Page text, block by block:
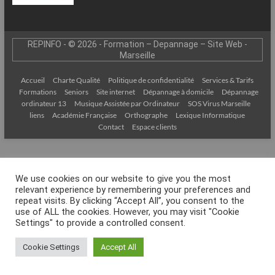
l’Informatique
Expliquée
Simplement
REPINFO - © 2026 - Formation – Depannage – Site Web -
Marseille
Accueil Charte Qualité Politique de confidentialité
Services & Tarifs
Formations
Seniors Site internet Dépannage à domicile
Dépannage
ordinateur 13
Musique Assistée par Ordinateur
SOS Virus Marseille
liens
Académie Française Orthographe
Lexique Informatique
Contact
Espace clients
We use cookies on our website to give you the most
relevant experience by remembering your preferences and
repeat visits. By clicking “Accept All”, you consent to the
use of ALL the cookies. However, you may visit "Cookie
Settings" to provide a controlled consent.
Cookie Settings Accept All